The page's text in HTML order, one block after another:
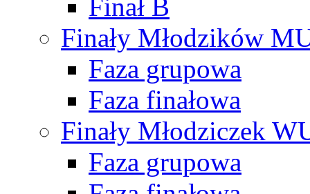
Finał B
Finały Młodzików
Faza grupowa
Faza finałowa
Finały Młodziczek
Faza grupowa